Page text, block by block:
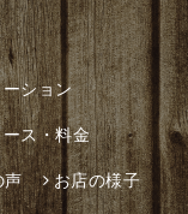
ション
ース・料金
声 お店の様子